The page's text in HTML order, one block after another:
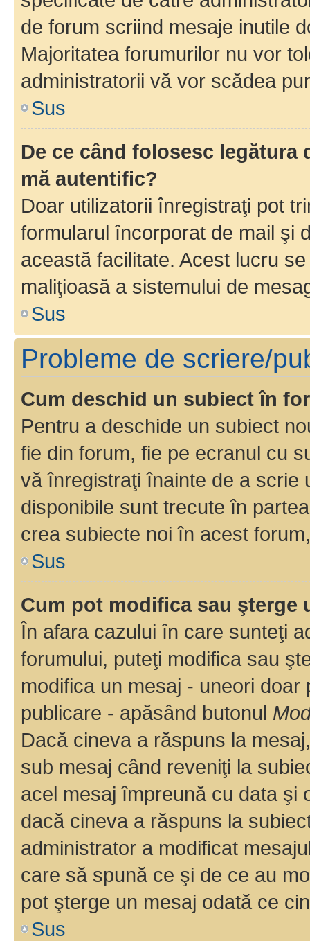
de forum scriind mesaje inutile
Majoritatea forumurilor nu vor
administratorii vă vor scădea
Sus
De ce când folosesc
mă autentific?
Doar utilizatorii înregistraţi pot
formularul încorporat de mail şi
această facilitate. Acest lucru
maliţioasă a sistemului de
Sus
Probleme de scriere/
Cum deschid un subiect în
Pentru a deschide un subiect
fie din forum, fie pe ecranul cu
vă înregistraţi înainte de a scrie
disponibile sunt trecute în
crea subiecte noi în acest
Sus
Cum pot modifica sau şterge
În afara cazului în care sunteţi
forumului, puteţi modifica sau
modifica un mesaj - uneori
publicare - apăsând butonul
Dacă cineva a răspuns la
sub mesaj când reveniţi la
acel mesaj împreună cu data şi
dacă cineva a răspuns la
administrator a modificat
care să spună ce şi de ce au
pot şterge un mesaj odată ce
Sus